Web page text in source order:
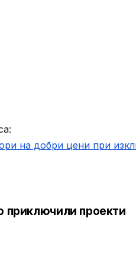
на добри цени при
приключили проекти